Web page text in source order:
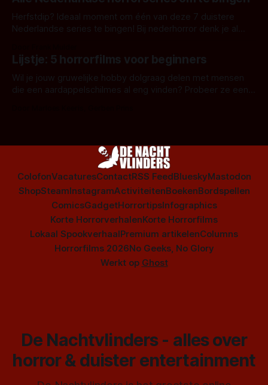
Herfstdip? Ideaal moment om één van deze 7 duistere
Nederlandse series te bingen! Bij nederhorror denk je al
Amsterdamned of The Johnsons. Maar Nederlandse horror
is niet beperkt tot films. Hier een aantal Nederlandse tv-
series uit het duistere of horrorgenre. Als
Lijstje: 5 horrorfilms voor beginners
Wil je jouw gruwelijke hobby dolgraag delen met mensen
die een aardappelschilmes al eng vinden? Probeer ze eens
ColofonVacaturesContactRSS FeedBlueskyMastodon
ShopSteamInstagramActiviteitenBoekenBordspellen
ComicsGadgetHorrortipsInfographics
Korte HorrorverhalenKorte Horrorfilms
Lokaal SpookverhaalPremium artikelenColumns
Horrorfilms 2026No Geeks, No Glory
Werkt op Ghost
De Nachtvlinders - alles over
horror & duister entertainment